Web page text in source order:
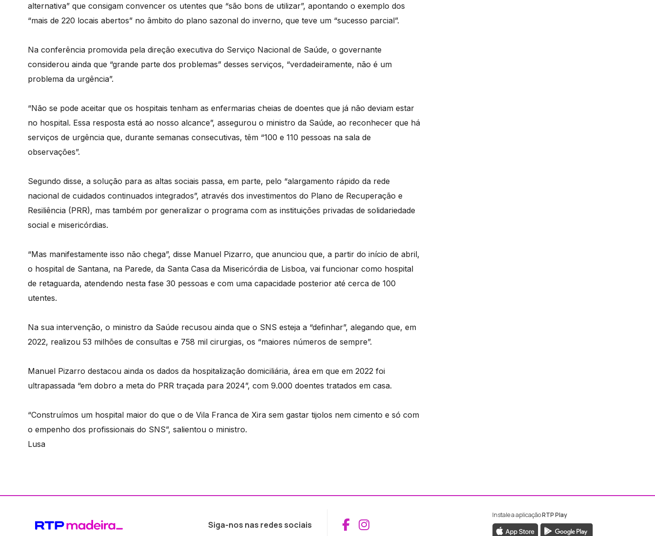
alternativa” que consigam convencer os utentes que “são bons de utilizar”, apontando o exemplo dos
“mais de 220 locais abertos” no âmbito do plano sazonal do inverno, que teve um “sucesso parcial”.
Na conferência promovida pela direção executiva do Serviço Nacional de Saúde, o governante
considerou ainda que “grande parte dos problemas” desses serviços, “verdadeiramente, não é um
problema da urgência”.
“Não se pode aceitar que os hospitais tenham as enfermarias cheias de doentes que já não deviam estar
no hospital. Essa resposta está ao nosso alcance”, assegurou o ministro da Saúde, ao reconhecer que há
serviços de urgência que, durante semanas consecutivas, têm “100 e 110 pessoas na sala de
observações”.
Segundo disse, a solução para as altas sociais passa, em parte, pelo “alargamento rápido da rede
nacional de cuidados continuados integrados”, através dos investimentos do Plano de Recuperação e
Resiliência (PRR), mas também por generalizar o programa com as instituições privadas de solidariedade
social e misericórdias.
“Mas manifestamente isso não chega”, disse Manuel Pizarro, que anunciou que, a partir do início de abril,
o hospital de Santana, na Parede, da Santa Casa da Misericórdia de Lisboa, vai funcionar como hospital
de retaguarda, atendendo nesta fase 30 pessoas e com uma capacidade posterior até cerca de 100
utentes.
Na sua intervenção, o ministro da Saúde recusou ainda que o SNS esteja a “definhar”, alegando que, em
2022, realizou 53 milhões de consultas e 758 mil cirurgias, os “maiores números de sempre”.
Manuel Pizarro destacou ainda os dados da hospitalização domiciliária, área em que em 2022 foi
ultrapassada “em dobro a meta do PRR traçada para 2024”, com 9.000 doentes tratados em casa.
“Construímos um hospital maior do que o de Vila Franca de Xira sem gastar tijolos nem cimento e só com
o empenho dos profissionais do SNS”, salientou o ministro.
Lusa
Siga-nos nas redes sociais Aceder ao Facebook da RTP Madeira
Aceder ao Instagram da RTP Madeira
Instale a aplicaçãoRTP Play